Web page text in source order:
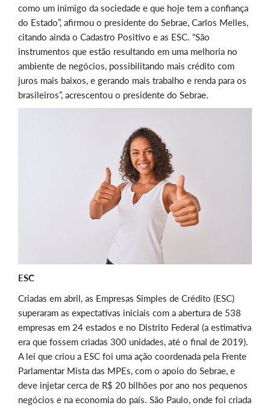
como um inimigo da sociedade e que hoje tem a confiança
do Estado”, afirmou o presidente do Sebrae, Carlos Melles,
citando ainda o Cadastro Positivo e as ESC. “São
instrumentos que estão resultando em uma melhoria no
ambiente de negócios, possibilitando mais crédito com
juros mais baixos, e gerando mais trabalho e renda para os
brasileiros”, acrescentou o presidente do Sebrae.
ESC
Criadas em abril, as Empresas Simples de Crédito (ESC)
superaram as expectativas iniciais com a abertura de 538
empresas em 24 estados e no Distrito Federal (a estimativa
era que fossem criadas 300 unidades, até o final de 2019).
A lei que criou a ESC foi uma ação coordenada pela Frente
Parlamentar Mista das MPEs, com o apoio do Sebrae, e
deve injetar cerca de R$ 20 bilhões por ano nos pequenos
negócios e na economia do país. São Paulo, onde foi criada